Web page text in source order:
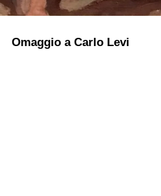
Omaggio a Carlo Levi